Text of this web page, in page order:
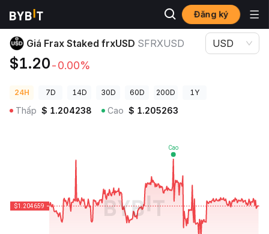
Đăng ký
Giá Tiền Điện Tử Giá Frax Staked frxUSD SFRXUSD
Giá Frax Staked frxUSD SFRXUSD
$1.20-0.00%
USD
24H 7D 14D 30D 60D 200D 1Y
Thấp $ 1.204238 Cao $ 1.205263